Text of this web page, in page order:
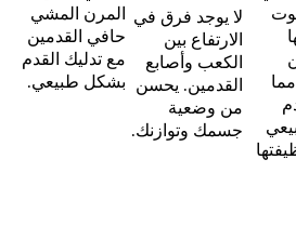
لا يوجد فرق في
الارتفاع بين
الكعب وأصابع
القدمين. يحسن
من وضعية
جسمك وتوازنك.
المرن المشي
حافي القدمين
مع تدليك القدم
بشكل طبيعي.